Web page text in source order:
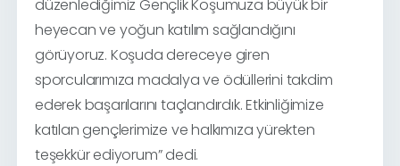
düzenlediğimiz Gençlik Koşumuza büyük bir
heyecan ve yoğun katılım sağlandığını
görüyoruz. Koşuda dereceye giren
sporcularımıza madalya ve ödüllerini takdim
ederek başarılarını taçlandırdık. Etkinliğimize
katılan gençlerimize ve halkımıza yürekten
teşekkür ediyorum” dedi.